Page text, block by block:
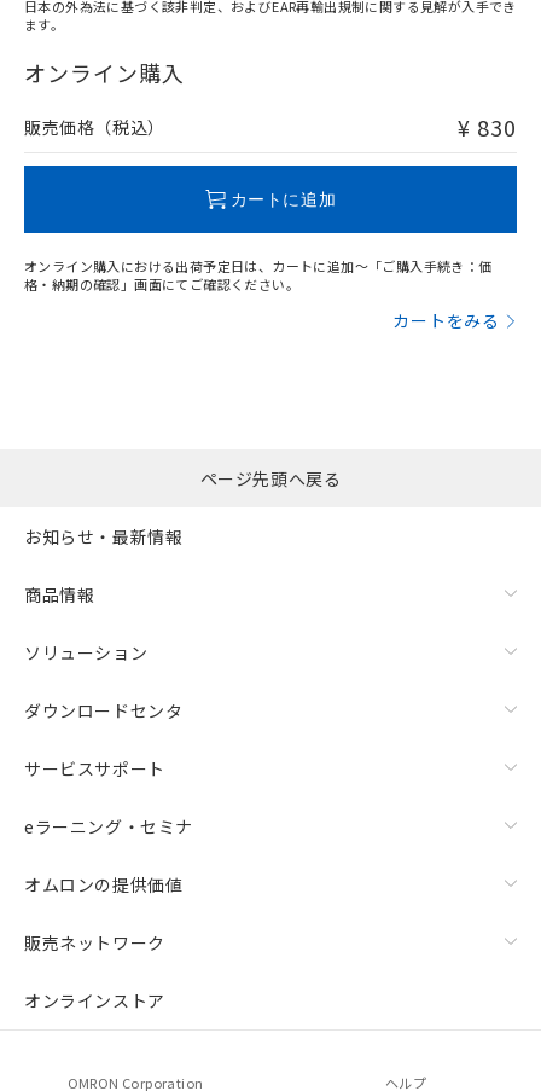
在庫等で未対応品が混在する可能性があります。
問い合わせください。
日本の外為法に基づく該非判定、およびEAR再輸出規制に関する見解が入手でき
ます。
オンライン購入
販売価格（税込） ¥ 830
カートに追加
オンライン購入における出荷予定日は、カートに追加～「ご購入手続き：価
格・納期の確認」画面にてご確認ください。
カートをみる
ページ先頭へ戻る
お知らせ・最新情報
商品情報
ソリューション
ダウンロードセンタ
サービスサポート
eラーニング・セミナ
オムロンの提供価値
販売ネットワーク
オンラインストア
OMRON Corporation ヘルプ